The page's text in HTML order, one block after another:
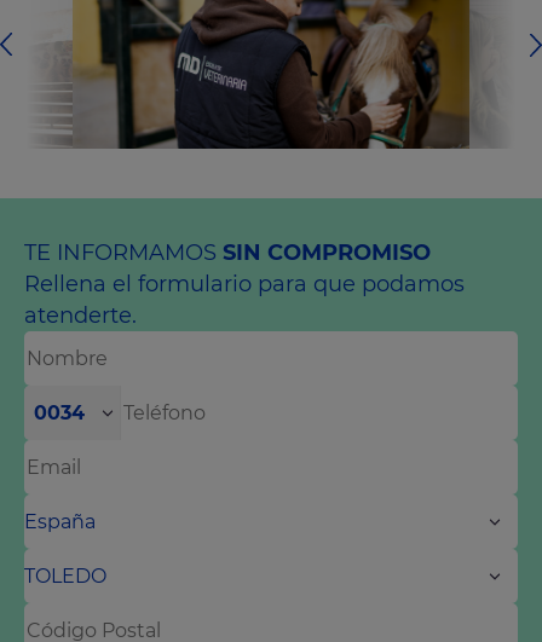
TE INFORMAMOS SIN COMPROMISO
Rellena el formulario para que podamos
atenderte.
0034